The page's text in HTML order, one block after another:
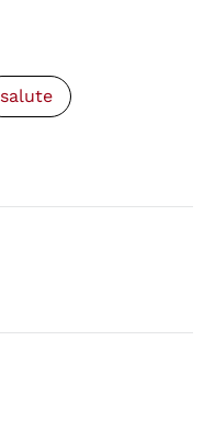
salute